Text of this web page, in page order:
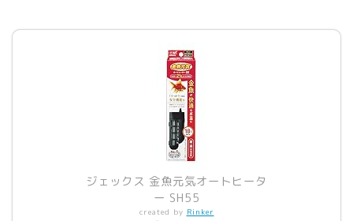
ジェックス 金魚元気オートヒータ
ー SH55
created by Rinker